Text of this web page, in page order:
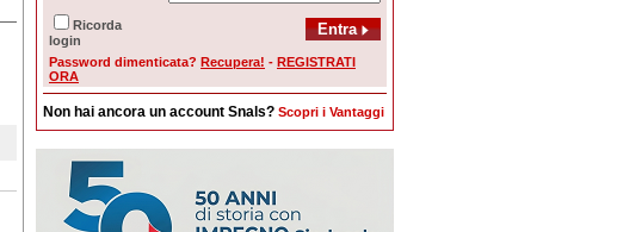
Ricorda
login
Password dimenticata? Recupera! - REGISTRATI
ORA
Non hai ancora un account Snals? Scopri i Vantaggi